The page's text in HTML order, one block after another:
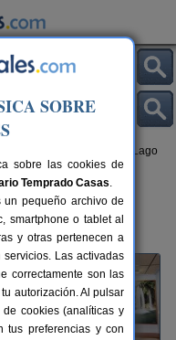
> La Casa del Lago
de Valencia
SOBRE
sobre las cookies de
Temprado Casas.
un pequeño archivo de
smartphone o tablet al
y otras pertenecen a
Las activadas
correctamente son las
autorización. Al pulsar
cookies (analíticas y
tus preferencias y con